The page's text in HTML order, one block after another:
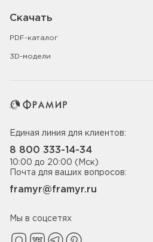
Скачать
PDF-каталог
3D-модели
Единая линия для клиентов:
8 800 333-14-34
10:00 до 20:00 (Мск)
Почта для ваших вопросов:
framyr@framyr.ru
Мы в соцсетях